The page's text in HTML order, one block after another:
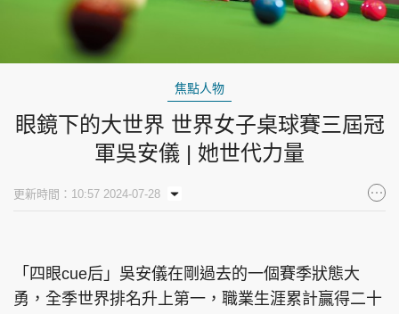
東周食玩通
玄學靈異 東周專欄
東周刊 cazbuyer 東Touch
焦點人物
眼鏡下的大世界 世界女子桌球賽三屆冠
軍吳安儀 | 她世代力量
更新時間：10:57 2024-07-28
「四眼cue后」吳安儀在剛過去的一個賽季狀態大
勇，全季世界排名升上第一，職業生涯累計贏得二十